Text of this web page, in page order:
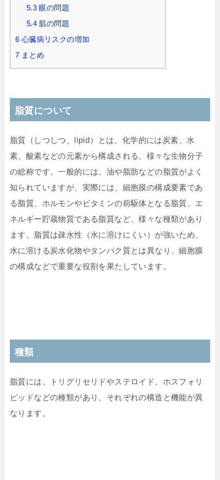
5.3 眼の問題
5.4 肌の問題
6 心臓病リスクの増加
7 まとめ
脂質について
脂質（しつしつ、lipid）とは、化学的には炭素、水
素、酸素などの元素から構成される、様々な生物分子
の総称です。一般的には、油や脂肪などの脂質がよく
知られていますが、実際には、細胞膜の構成要素であ
る脂質、ホルモンやビタミンの前駆体となる脂質、エ
ネルギー貯蔵物質である脂質など、様々な種類があり
ます。脂質は疎水性（水に溶けにくい）が強いため、
水に溶ける炭水化物やタンパク質とは異なり、細胞膜
の構成などで重要な役割を果たしています。
種類
脂質には、トリグリセリドやステロイド、ホスフォリ
ピッドなどの種類があり、それぞれの構造と機能が異
なります。